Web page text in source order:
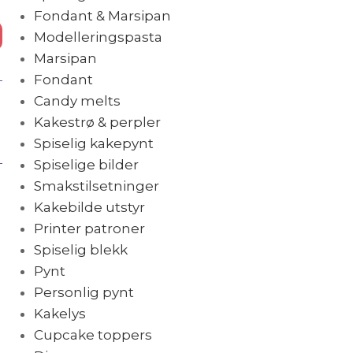
Fondant & Marsipan
Modelleringspasta
Marsipan
Fondant
Candy melts
Kakestrø & perpler
Spiselig kakepynt
Spiselige bilder
Smakstilsetninger
Kakebilde utstyr
Printer patroner
Spiselig blekk
Pynt
Personlig pynt
Kakelys
Cupcake toppers